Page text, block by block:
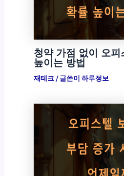
청약 가점 없이 오
높이는 방법
재테크/ 글쓴이 하루정보